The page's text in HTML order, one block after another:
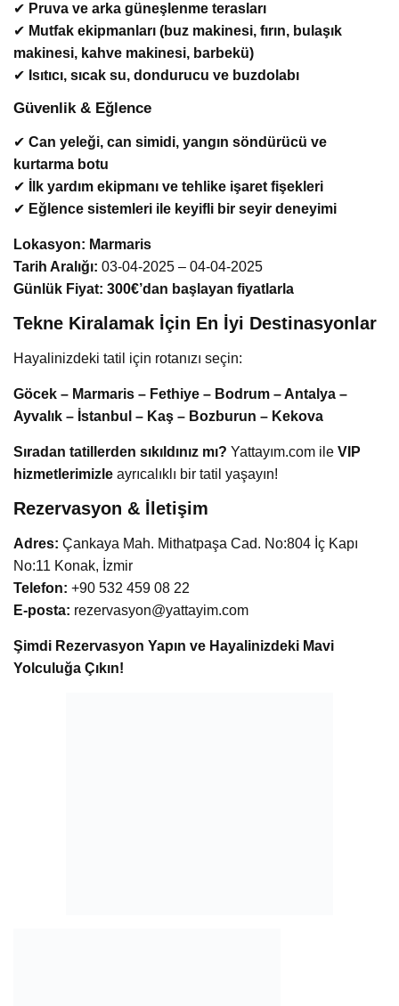
✔ Pruva ve arka güneşlenme terasları
✔ Mutfak ekipmanları (buz makinesi, fırın, bulaşık
makinesi, kahve makinesi, barbekü)
✔ Isıtıcı, sıcak su, dondurucu ve buzdolabı
Güvenlik & Eğlence
✔ Can yeleği, can simidi, yangın söndürücü ve
kurtarma botu
✔
İlk yardım ekipmanı ve tehlike işaret fişekleri
✔ Eğlence sistemleri ile keyifli bir seyir deneyimi
Lokasyon: Marmaris
Tarih Aralığı: 03-04-2025 – 04-04-2025
Günlük Fiyat: 300€’dan başlayan fiyatlarla
Tekne Kiralamak İçin En İyi Destinasyonlar
Hayalinizdeki tatil için rotanızı seçin:
Göcek – Marmaris – Fethiye – Bodrum – Antalya –
Ayvalık – İstanbul – Kaş – Bozburun – Kekova
Sıradan tatillerden sıkıldınız mı? Yattayım.com ile VIP
hizmetlerimizle ayrıcalıklı bir tatil yaşayın!
Rezervasyon & İletişim
Adres: Çankaya Mah. Mithatpaşa Cad. No:804 İç Kapı
No:11 Konak, İzmir
Telefon: +90 532 459 08 22
E-posta: rezervasyon@yattayim.com
Şimdi Rezervasyon Yapın ve Hayalinizdeki Mavi
Yolculuğa Çıkın!